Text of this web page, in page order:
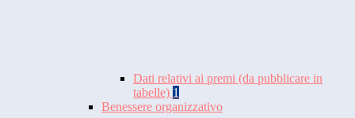
Dati relativi ai premi (da pubblicare in
tabelle) 1
Benessere organizzativo